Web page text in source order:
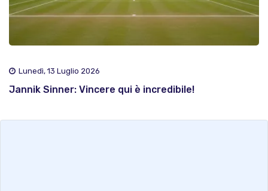
Lunedì, 13 Luglio 2026
Jannik Sinner: Vincere qui è incredibile!